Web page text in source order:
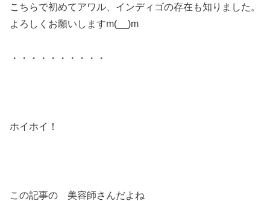
こちらで初めてアワル、インディゴの存在も知りました。
よろしくお願いしますm(__)m
・・・・・・・・・・
ホイホイ！
この記事の 美容師さんだよね